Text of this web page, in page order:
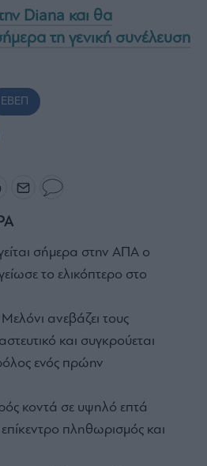
Diana και θα
τη γενική συνέλευση
ΕΒΕΠ
σήμερα στην ΑΠΑ ο
το ελικόπτερο στο
ανεβάζει τους
και συγκρούεται
ενός πρώην
κοντά σε υψηλό επτά
πληθωρισμός και